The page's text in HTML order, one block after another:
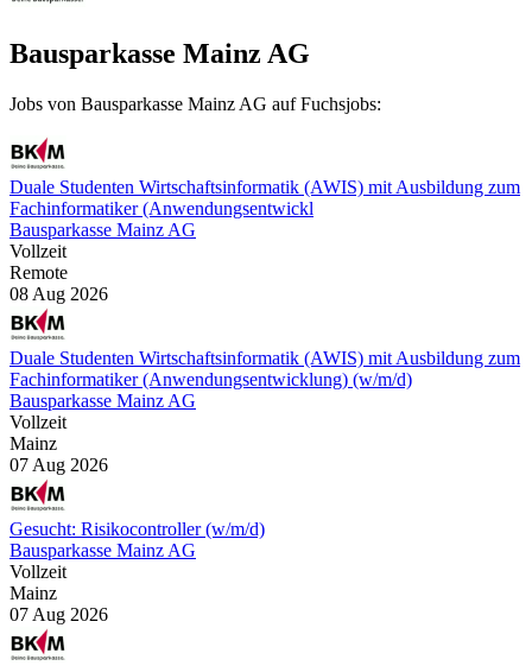
Bausparkasse Mainz AG
Jobs von Bausparkasse Mainz AG auf Fuchsjobs:
Duale Studenten Wirtschaftsinformatik (AWIS) mit Ausbildung zum
Fachinformatiker (Anwendungsentwickl
Bausparkasse Mainz AG
Vollzeit
Remote
08 Aug 2026
Duale Studenten Wirtschaftsinformatik (AWIS) mit Ausbildung zum
Fachinformatiker (Anwendungsentwicklung) (w/m/d)
Bausparkasse Mainz AG
Vollzeit
Mainz
07 Aug 2026
Gesucht: Risikocontroller (w/m/d)
Bausparkasse Mainz AG
Vollzeit
Mainz
07 Aug 2026